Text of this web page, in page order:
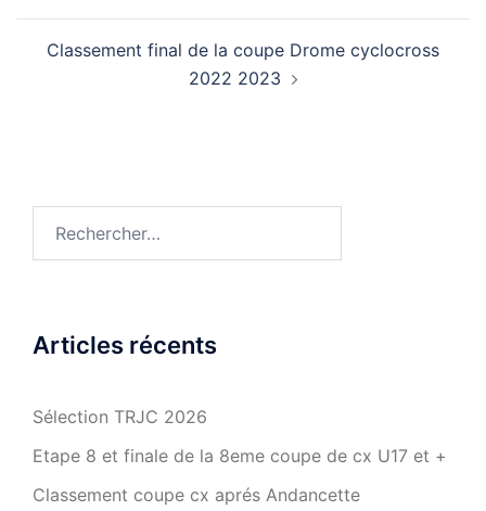
Classement final de la coupe Drome cyclocross
2022 2023
Articles récents
Sélection TRJC 2026
Etape 8 et finale de la 8eme coupe de cx U17 et +
Classement coupe cx aprés Andancette